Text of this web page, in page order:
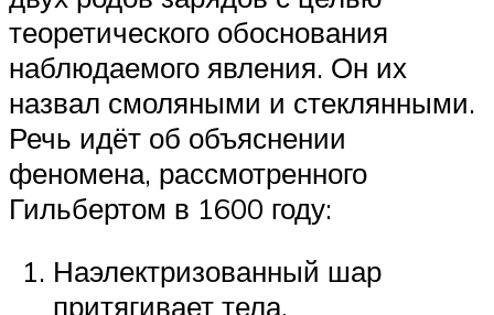
теоретического обоснования
наблюдаемого явления. Он их
назвал смоляными и стеклянными.
Речь идёт об объяснении
феномена, рассмотренного
Гильбертом в 1600 году:
Наэлектризованный шар
притягивает тела.